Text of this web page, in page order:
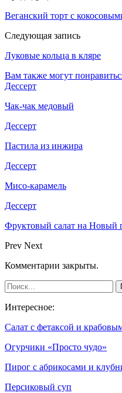
Веганский торт с
Следующая запись
Луковые кольца в кляре
Вам также могут
Дессерт
Чак-чак медовый
Дессерт
Пастила из инжира
Дессерт
Мисо-карамель
Дессерт
Фруктовый салат на Новый
Prev Next
Комментарии закрыты.
Интересное:
Салат с фетаксой и
Огурчики «Просто чудо»
Пирог с абрикосами и
Персиковый суп